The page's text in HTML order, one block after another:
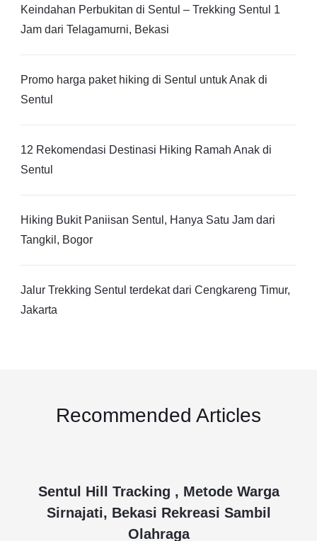
Keindahan Perbukitan di Sentul – Trekking Sentul 1
Jam dari Telagamurni, Bekasi
Promo harga paket hiking di Sentul untuk Anak di
Sentul
12 Rekomendasi Destinasi Hiking Ramah Anak di
Sentul
Hiking Bukit Paniisan Sentul, Hanya Satu Jam dari
Tangkil, Bogor
Jalur Trekking Sentul terdekat dari Cengkareng Timur,
Jakarta
Recommended Articles
Sentul Hill Tracking , Metode Warga
Sirnajati, Bekasi Rekreasi Sambil
Olahraga